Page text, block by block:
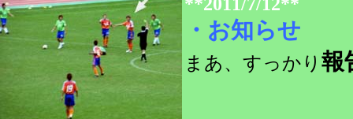
・お知らせ
まあ、すっかり 報